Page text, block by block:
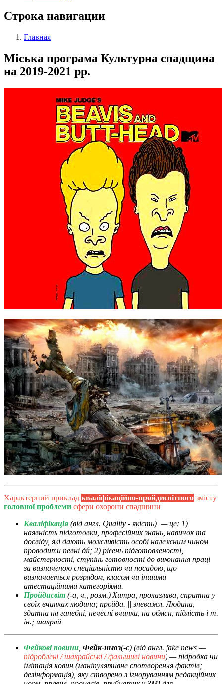
Строка навигации
Главная
Міська програма Культурна спадщина
на 2019-2021 рр.
Характерний приклад кваліфікаційно-пройдисвітного змісту
головної проблеми сфери охорони спадщини
Кваліфікація (від англ. Quality - якість) — це: 1)
наявність підготовки, професійних знань, навичок та
досвіду, які дають можливість особі належним чином
проводити певні дії; 2) рівень підготовленості,
майстерності, ступінь готовності до виконання праці
за визначеною спеціальністю чи посадою, що
визначається розрядом, класом чи іншими
атестаційними категоріями.
Пройдисвіт (-а, ч., розм.) Хитра, пролазлива, спритна у
своїх вчинках людина; пройда. || зневажл. Людина,
здатна на ганебні, нечесні вчинки, на обман, підлість і т.
ін.; шахрай
Фейкові новини Фейк-ньюз(-с) (від англ. fake news —
підроблені / шахрайські / фальшиві новини) — підробка чи
імітація новин (маніпулятивне спотворення фактів;
дезінформація), яку створено з ігноруванням редакційних